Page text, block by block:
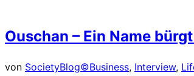
Ouschan – Ein Name
von SocietyBlog©Business, Interview,